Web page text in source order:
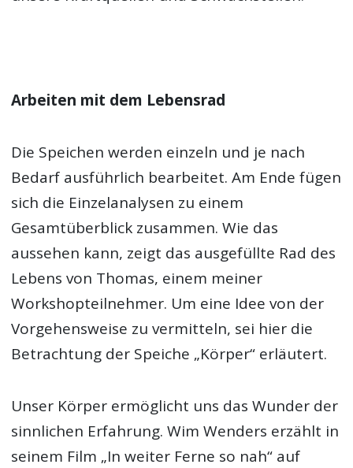
Arbeiten mit dem Lebensrad
Die Speichen werden einzeln und je nach
Bedarf ausführlich bearbeitet. Am Ende fügen
sich die Einzelanalysen zu einem
Gesamtüberblick zusammen. Wie das
aussehen kann, zeigt das ausgefüllte Rad des
Lebens von Thomas, einem meiner
Workshopteilnehmer. Um eine Idee von der
Vorgehensweise zu vermitteln, sei hier die
Betrachtung der Speiche „Körper“ erläutert.
Unser Körper ermöglicht uns das Wunder der
sinnlichen Erfahrung. Wim Wenders erzählt in
seinem Film „In weiter Ferne so nah“ auf